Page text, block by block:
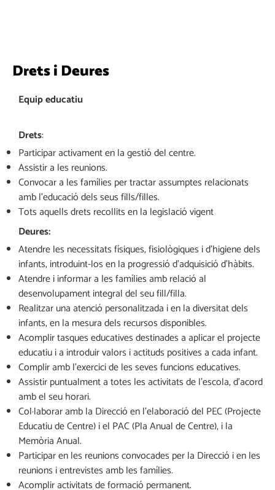
Drets i Deures
Equip educatiu
Drets:
Participar activament en la gestió del centre.
Assistir a les reunions.
Convocar a les famílies per tractar assumptes relacionats
amb l’educació dels seus fills/filles.
Tots aquells drets recollits en la legislació vigent
Deures:
Atendre les necessitats físiques, fisiològiques i d’higiene dels
infants, introduint-los en la progressió d’adquisició d’hàbits.
Atendre i informar a les famílies amb relació al
desenvolupament integral del seu fill/filla.
Realitzar una atenció personalitzada i en la diversitat dels
infants, en la mesura dels recursos disponibles.
Acomplir tasques educatives destinades a aplicar el projecte
educatiu i a introduir valors i actituds positives a cada infant.
Complir amb l’exercici de les seves funcions educatives.
Assistir puntualment a totes les activitats de l’escola, d’acord
amb el seu horari.
Col·laborar amb la Direcció en l’elaboració del PEC (Projecte
Educatiu de Centre) i el PAC (Pla Anual de Centre), i la
Memòria Anual.
Participar en les reunions convocades per la Direcció i en les
reunions i entrevistes amb les famílies.
Acomplir activitats de formació permanent.